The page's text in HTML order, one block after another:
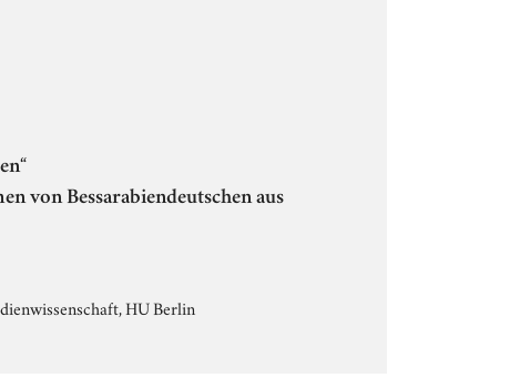
von Bessarabiendeutschen aus
HU Berlin